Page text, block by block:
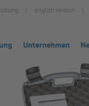
| english version |
Unternehmen